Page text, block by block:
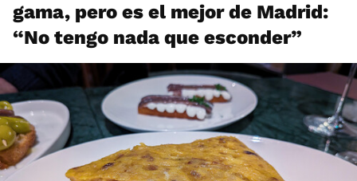
gama, pero es el mejor de Madrid:
“No tengo nada que esconder”